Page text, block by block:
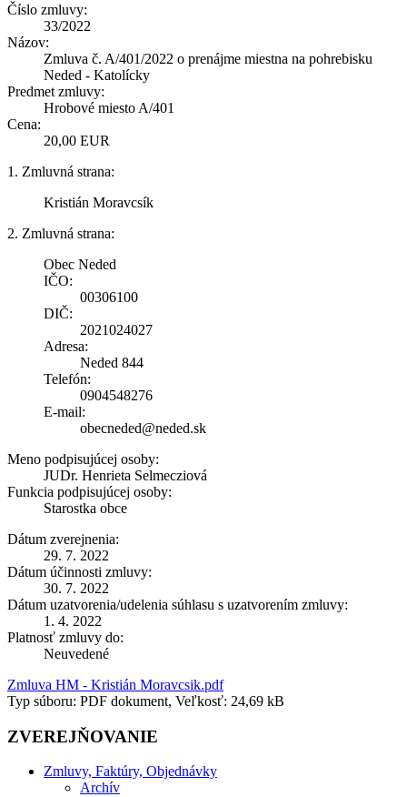
Číslo zmluvy:
33/2022
Názov:
Zmluva č. A/401/2022 o prenájme miestna na pohrebisku
Neded - Katolícky
Predmet zmluvy:
Hrobové miesto A/401
Cena:
20,00 EUR
1. Zmluvná strana:
Kristián Moravcsík
2. Zmluvná strana:
Obec Neded
IČO:
00306100
DIČ:
2021024027
Adresa:
Neded 844
Telefón:
0904548276
E-mail:
obecneded@neded.sk
Meno podpisujúcej osoby:
JUDr. Henrieta Selmecziová
Funkcia podpisujúcej osoby:
Starostka obce
Dátum zverejnenia:
29. 7. 2022
Dátum účinnosti zmluvy:
30. 7. 2022
Dátum uzatvorenia/udelenia súhlasu s uzatvorením zmluvy:
1. 4. 2022
Platnosť zmluvy do:
Neuvedené
Zmluva HM - Kristián Moravcsik.pdf
Typ súboru: PDF dokument, Veľkosť: 24,69 kB
ZVEREJŇOVANIE
Zmluvy, Faktúry, Objednávky
Archív